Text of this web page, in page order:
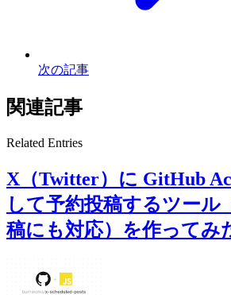
次の記事
関連記事
Related Entries
X（Twitter）に GitHub
して予約投稿するツール
稿にも対応）を作ってみ